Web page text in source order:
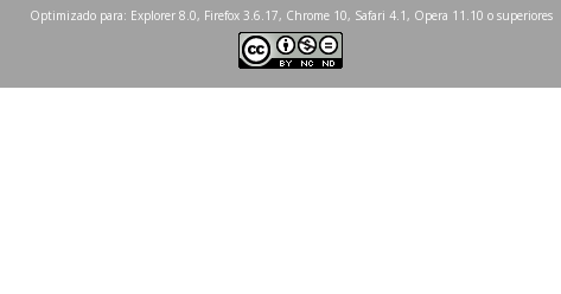
Optimizado para: Explorer 8.0, Firefox 3.6.17, Chrome 10, Safari 4.1, Opera 11.10 o superiores